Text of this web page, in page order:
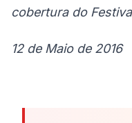
cobertura do
12 de Maio de 2016